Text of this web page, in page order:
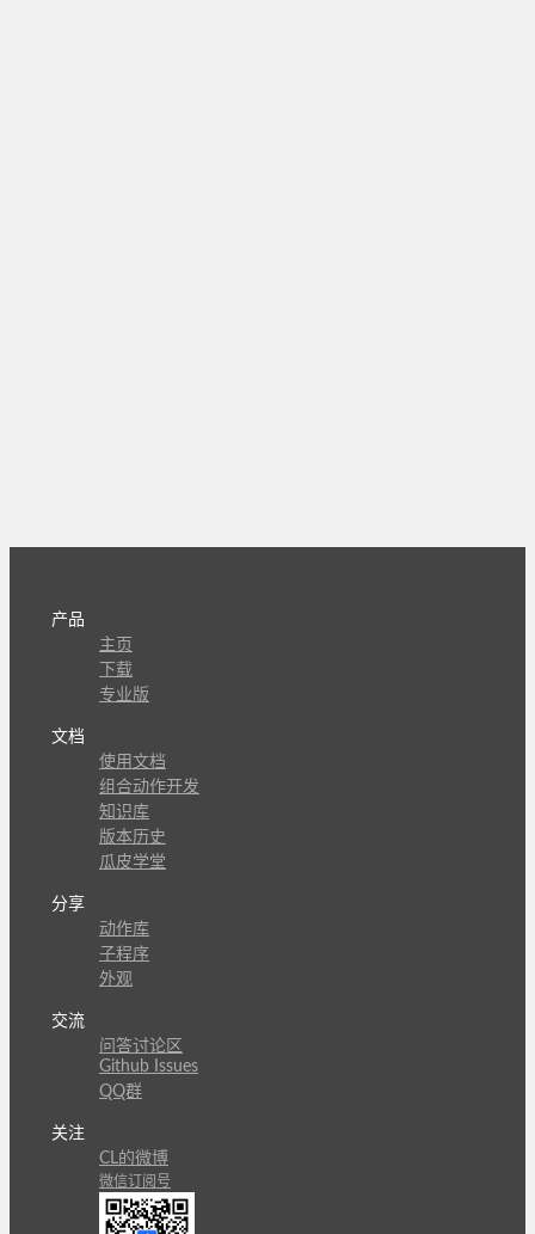
产品
主页
下载
专业版
文档
使用文档
组合动作开发
知识库
版本历史
瓜皮学堂
分享
动作库
子程序
外观
交流
问答讨论区
Github Issues
QQ群
关注
CL的微博
微信订阅号